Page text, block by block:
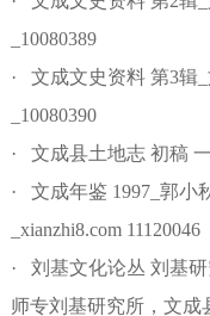
_10080389
· 文成文史资料 第3辑
_10080390
· 文成县土地志 初稿
· 文成年鉴 1997_郭小
_xianzhi8.com 11120046
· 刘基文化论丛 刘基
师专刘基研究所，文成